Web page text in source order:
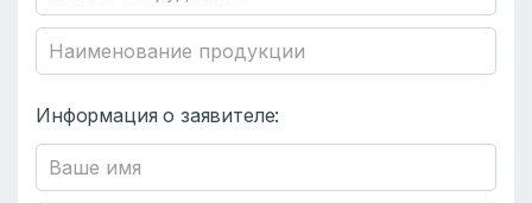
Информация о заявителе: